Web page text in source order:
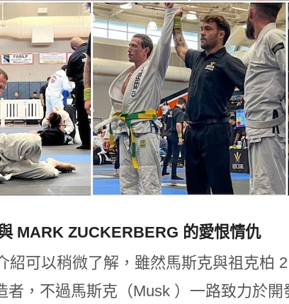
MARK ZUCKERBERG 的愛恨情仇
紹可以稍微了解，雖然馬斯克與祖克柏
者，不過馬斯克（Musk ）一路致力於開